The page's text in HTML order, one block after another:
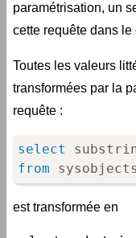
paramétrisation, un
cette requête dans
Toutes les valeurs
transformées par la
requête :
select
from
est transformée en